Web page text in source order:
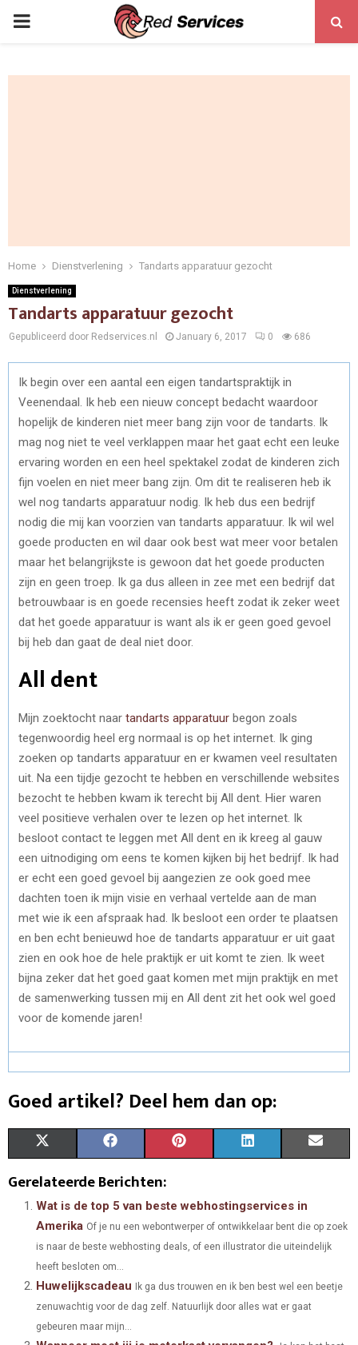
PRIMARY
Home Dienstverlening Tandarts apparatuur gezocht
Dienstverlening
Tandarts apparatuur gezocht
Gepubliceerd door Redservices.nl January 6, 2017 0 686
Ik begin over een aantal een eigen tandartspraktijk in
Veenendaal. Ik heb een nieuw concept bedacht waardoor
hopelijk de kinderen niet meer bang zijn voor de tandarts. Ik
mag nog niet te veel verklappen maar het gaat echt een leuke
ervaring worden en een heel spektakel zodat de kinderen zich
fijn voelen en niet meer bang zijn. Om dit te realiseren heb ik
wel nog tandarts apparatuur nodig. Ik heb dus een bedrijf
nodig die mij kan voorzien van tandarts apparatuur. Ik wil wel
goede producten en wil daar ook best wat meer voor betalen
maar het belangrijkste is gewoon dat het goede producten
zijn en geen troep. Ik ga dus alleen in zee met een bedrijf dat
betrouwbaar is en goede recensies heeft zodat ik zeker weet
dat het goede apparatuur is want als ik er geen goed gevoel
bij heb dan gaat de deal niet door.
All dent
Mijn zoektocht naar tandarts apparatuur begon zoals
tegenwoordig heel erg normaal is op het internet. Ik ging
zoeken op tandarts apparatuur en er kwamen veel resultaten
uit. Na een tijdje gezocht te hebben en verschillende websites
bezocht te hebben kwam ik terecht bij All dent. Hier waren
veel positieve verhalen over te lezen op het internet. Ik
besloot contact te leggen met All dent en ik kreeg al gauw
een uitnodiging om eens te komen kijken bij het bedrijf. Ik had
er echt een goed gevoel bij aangezien ze ook goed mee
dachten toen ik mijn visie en verhaal vertelde aan de man
met wie ik een afspraak had. Ik besloot een order te plaatsen
en ben echt benieuwd hoe de tandarts apparatuur er uit gaat
zien en ook hoe de hele praktijk er uit komt te zien. Ik weet
bijna zeker dat het goed gaat komen met mijn praktijk en met
de samenwerking tussen mij en All dent zit het ook wel goed
voor de komende jaren!
Goed artikel? Deel hem dan op:
A
R
O
T
W
T
R
O
C
E
O
A
R
O
N
T
R
R
O
N
K
D
R
O
I
Gerelateerde Berichten:
Wat is de top 5 van beste webhostingservices in
Amerika Of je nu een webontwerper of ontwikkelaar bent die op zoek
is naar de beste webhosting deals, of een illustrator die uiteindelijk
heeft besloten om...
Huwelijkscadeau Ik ga dus trouwen en ik ben best wel een beetje
zenuwachtig voor de dag zelf. Natuurlijk door alles wat er gaat
gebeuren maar mijn...